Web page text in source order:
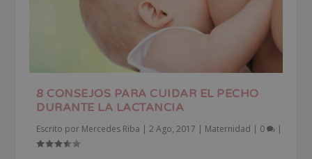
8 CONSEJOS PARA CUIDAR EL PECHO
DURANTE LA LACTANCIA
Escrito por Mercedes Riba |2 Ago, 2017 | Maternidad | 0 |